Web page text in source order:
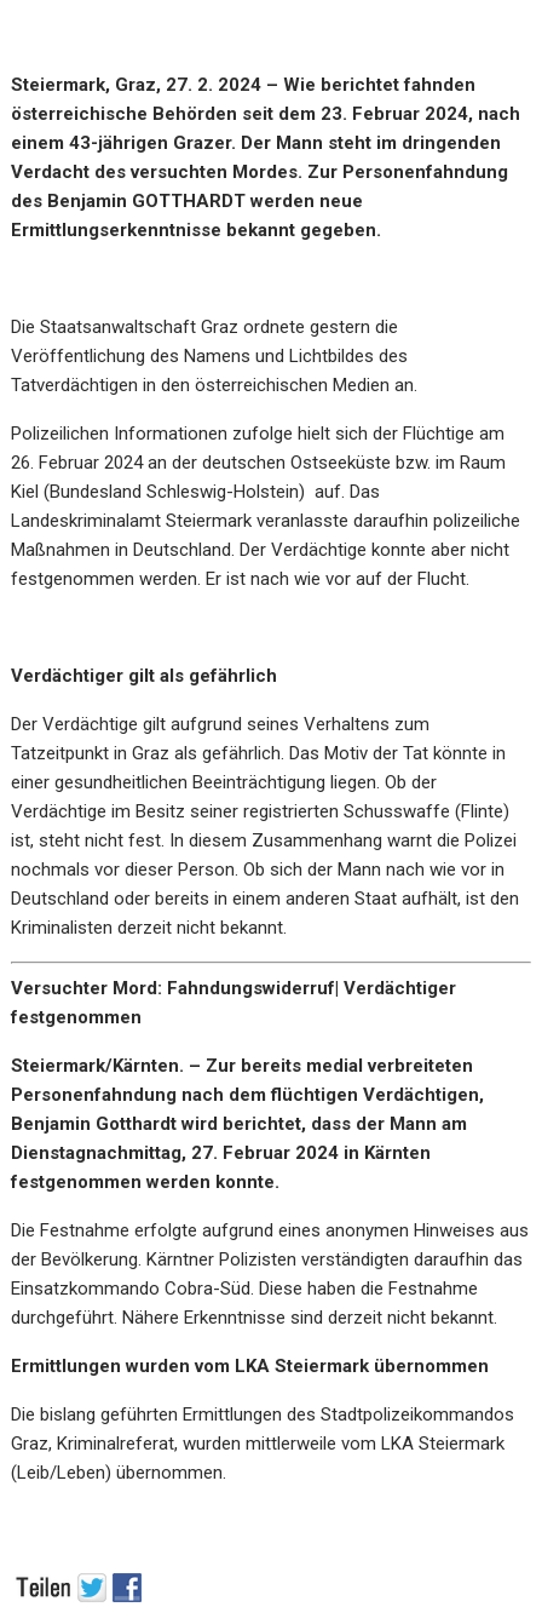
Steiermark, Graz, 27. 2. 2024 – Wie berichtet fahnden
österreichische Behörden seit dem 23. Februar 2024, nach
einem 43-jährigen Grazer. Der Mann steht im dringenden
Verdacht des versuchten Mordes. Zur Personenfahndung
des Benjamin GOTTHARDT werden neue
Ermittlungserkenntnisse bekannt gegeben.
Die Staatsanwaltschaft Graz ordnete gestern die
Veröffentlichung des Namens und Lichtbildes des
Tatverdächtigen in den österreichischen Medien an.
Polizeilichen Informationen zufolge hielt sich der Flüchtige am
26. Februar 2024 an der deutschen Ostseeküste bzw. im Raum
Kiel (Bundesland Schleswig-Holstein) auf. Das
Landeskriminalamt Steiermark veranlasste daraufhin polizeiliche
Maßnahmen in Deutschland. Der Verdächtige konnte aber nicht
festgenommen werden. Er ist nach wie vor auf der Flucht.
Verdächtiger gilt als gefährlich
Der Verdächtige gilt aufgrund seines Verhaltens zum
Tatzeitpunkt in Graz als gefährlich. Das Motiv der Tat könnte in
einer gesundheitlichen Beeinträchtigung liegen. Ob der
Verdächtige im Besitz seiner registrierten Schusswaffe (Flinte)
ist, steht nicht fest. In diesem Zusammenhang warnt die Polizei
nochmals vor dieser Person. Ob sich der Mann nach wie vor in
Deutschland oder bereits in einem anderen Staat aufhält, ist den
Kriminalisten derzeit nicht bekannt.
Versuchter Mord: Fahndungswiderruf| Verdächtiger
festgenommen
Steiermark/Kärnten. – Zur bereits medial verbreiteten
Personenfahndung nach dem flüchtigen Verdächtigen,
Benjamin Gotthardt wird berichtet, dass der Mann am
Dienstagnachmittag, 27. Februar 2024 in Kärnten
festgenommen werden konnte.
Die Festnahme erfolgte aufgrund eines anonymen Hinweises aus
der Bevölkerung. Kärntner Polizisten verständigten daraufhin das
Einsatzkommando Cobra-Süd. Diese haben die Festnahme
durchgeführt. Nähere Erkenntnisse sind derzeit nicht bekannt.
Ermittlungen wurden vom LKA Steiermark übernommen
Die bislang geführten Ermittlungen des Stadtpolizeikommandos
Graz, Kriminalreferat, wurden mittlerweile vom LKA Steiermark
(Leib/Leben) übernommen.